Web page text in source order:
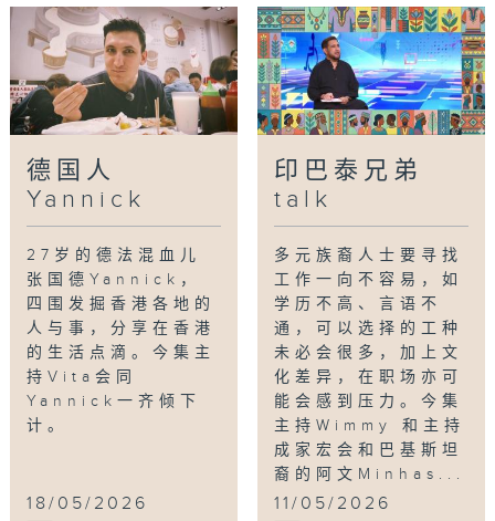
德国人
Yannick
27岁的德法混血儿
张国德Yannick，
四围发掘香港各地的
人与事，分享在香港
的生活点滴。今集主
持Vita会同
Yannick一齐倾下
计。
18/05/2026
印巴泰兄弟
talk
多元族裔人士要寻找
工作一向不容易，如
学历不高、言语不
通，可以选择的工种
未必会很多，加上文
化差异，在职场亦可
能会感到压力。今集
主持Wimmy 和主持
成家宏会和巴基斯坦
裔的阿文Minhas...
11/05/2026